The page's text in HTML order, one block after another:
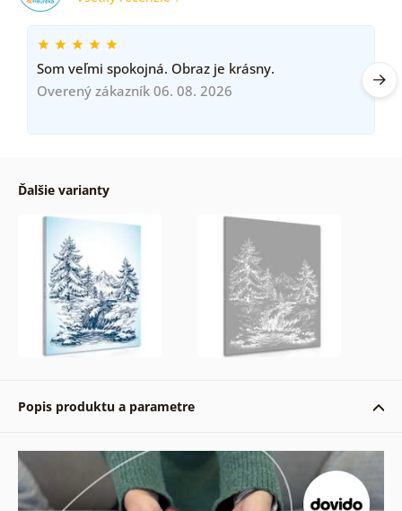
Som veľmi spokojná. Obraz je krásny.
Overený zákazník 06. 08. 2026
Ďalšie varianty
Popis produktu a parametre